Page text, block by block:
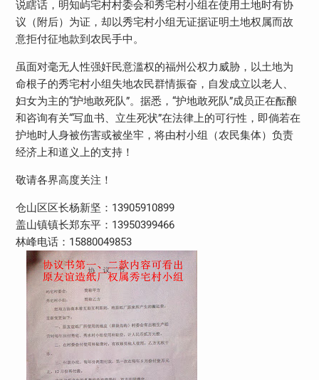
说瞎话，明知屿宅村村委会和秀宅村小组在使用土地时有协
议（附后）为证，却以秀宅村小组无证据证明土地权属而故
意拒付征地款到农民手中。
虽面对毫无人性强奸民意滥权的福州公权力威胁，以土地为
命根子的秀宅村小组失地农民群情振奋，自发成立以老人、
妇女为主的“护地敢死队”。据悉，“护地敢死队”成员正在酝酿
和咨询有关“写血书、立生死状”在法律上的可行性，即倘若在
护地时人身被伤害或被坐牢，将由村小组（农民集体）负责
经济上和道义上的支持！
敬请各界高度关注！
仓山区区长杨新坚：13905910899
盖山镇镇长郑东平：13950399466
林峰电话：15880049853